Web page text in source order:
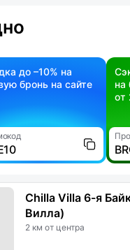
до –10% на
бронь на сайте
на
от
Chilla Villa 6-я
Вилла)
2 км от центра